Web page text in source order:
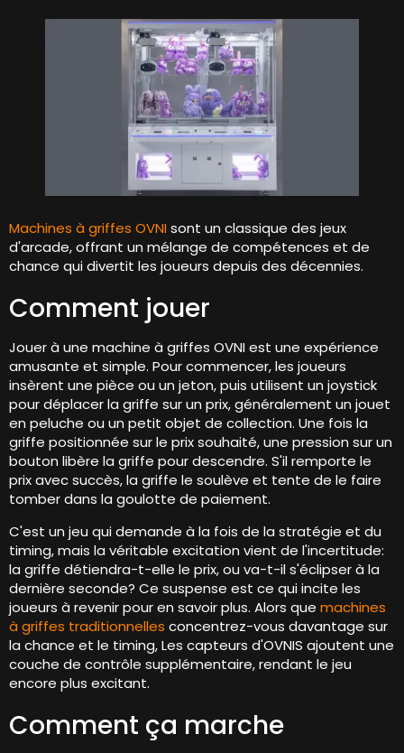
Machines à griffes OVNIsont un classique des jeux
d'arcade, offrant un mélange de compétences et de
chance qui divertit les joueurs depuis des décennies.
Comment jouer
Jouer à une machine à griffes OVNI est une expérience
amusante et simple. Pour commencer, les joueurs
insèrent une pièce ou un jeton, puis utilisent un joystick
pour déplacer la griffe sur un prix, généralement un jouet
en peluche ou un petit objet de collection. Une fois la
griffe positionnée sur le prix souhaité, une pression sur un
bouton libère la griffe pour descendre. S'il remporte le
prix avec succès, la griffe le soulève et tente de le faire
tomber dans la goulotte de paiement.
C'est un jeu qui demande à la fois de la stratégie et du
timing, mais la véritable excitation vient de l'incertitude:
la griffe détiendra-t-elle le prix, ou va-t-il s'éclipser à la
dernière seconde? Ce suspense est ce qui incite les
joueurs à revenir pour en savoir plus. Alors que machines
à griffes traditionnelles concentrez-vous davantage sur
la chance et le timing, Les capteurs d'OVNIS ajoutent une
couche de contrôle supplémentaire, rendant le jeu
encore plus excitant.
Comment ça marche